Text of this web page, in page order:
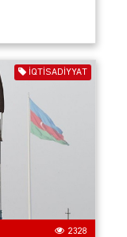
İQTISADIYYAT
2328